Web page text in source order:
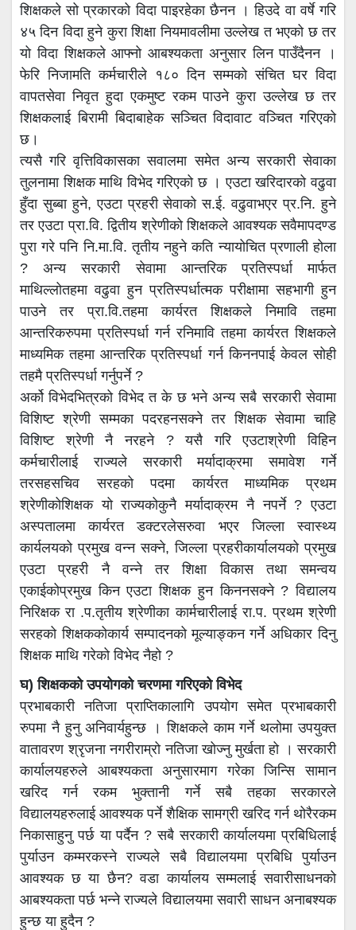
शिक्षकले सो प्रकारको विदा पाइरहेका छैनन । हिउदे वा वर्षे गरि
४५ दिन विदा हुने कुरा शिक्षा नियमावलीमा उल्लेख त भएको छ तर
यो विदा शिक्षकले आफ्नो आबश्यकता अनुसार लिन पाउँदैनन ।
फेरि निजामति कर्मचारीले १८० दिन सम्मको संचित घर विदा
वापतसेवा निवृत हुदा एकमुष्ट रकम पाउने कुरा उल्लेख छ तर
शिक्षकलाई बिरामी बिदाबाहेक सञ्चित विदावाट वञ्चित गरिएको
छ।
त्यसै गरि वृत्तिविकासका सवालमा समेत अन्य सरकारी सेवाका
तुलनामा शिक्षक माथि विभेद गरिएको छ । एउटा खरिदारको वढुवा
हुँदा सुब्बा हुने, एउटा प्रहरी सेवाको स.ई. वढुवाभएर प्र.नि. हुने
तर एउटा प्रा.वि. द्वितीय श्रेणीको शिक्षकले आवश्यक सवैमापदण्ड
पुरा गरे पनि नि.मा.वि. तृतीय नहुने कति न्यायोचित प्रणाली होला
? अन्य सरकारी सेवामा आन्तरिक प्रतिस्पर्धा मार्फत
माथिल्लोतहमा वढुवा हुन प्रतिस्पर्धात्मक परीक्षामा सहभागी हुन
पाउने तर प्रा.वि.तहमा कार्यरत शिक्षकले निमावि तहमा
आन्तरिकरुपमा प्रतिस्पर्धा गर्न रनिमावि तहमा कार्यरत शिक्षकले
माध्यमिक तहमा आन्तरिक प्रतिस्पर्धा गर्न किननपाई केवल सोही
तहमै प्रतिस्पर्धा गर्नुपर्ने ?
अर्को विभेदभित्रको विभेद त के छ भने अन्य सबै सरकारी सेवामा
विशिष्ट श्रेणी सम्मका पदरहनसक्ने तर शिक्षक सेवामा चाहि
विशिष्ट श्रेणी नै नरहने ? यसै गरि एउटाश्रेणी विहिन
कर्मचारीलाई राज्यले सरकारी मर्यादाक्रमा समावेश गर्ने
तरसहसचिव सरहको पदमा कार्यरत माध्यमिक प्रथम
श्रेणीकोशिक्षक यो राज्यकोकुनै मर्यादाक्रम नै नपर्ने ? एउटा
अस्पतालमा कार्यरत डक्टरलेसरुवा भएर जिल्ला स्वास्थ्य
कार्यलयको प्रमुख वन्न सक्ने, जिल्ला प्रहरीकार्यालयको प्रमुख
एउटा प्रहरी नै वन्ने तर शिक्षा विकास तथा समन्वय
एकाईकोप्रमुख किन एउटा शिक्षक हुन किननसक्ने ? विद्यालय
निरिक्षक रा .प.तृतीय श्रेणीका कार्मचारीलाई रा.प. प्रथम श्रेणी
सरहको शिक्षककोकार्य सम्पादनको मूल्याङ्कन गर्ने अधिकार दिनु
शिक्षक माथि गरेको विभेद नैहो ?
घ) शिक्षकको उपयोगको चरणमा गरिएको विभेद
प्रभाबकारी नतिजा प्राप्तिकालागि उपयोग समेत प्रभाबकारी
रुपमा नै हुनु अनिवार्यहुन्छ । शिक्षकले काम गर्ने थलोमा उपयुक्त
वातावरण श्रृजना नगरीराम्रो नतिजा खोज्नु मुर्खता हो । सरकारी
कार्यालयहरुले आबश्यकता अनुसारमाग गरेका जिन्सि सामान
खरिद गर्न रकम भुक्तानी गर्ने सबै तहका सरकारले
विद्यालयहरुलाई आवश्यक पर्ने शैक्षिक सामग्री खरिद गर्न थोरैरकम
निकासाहुनु पर्छ या पर्दैन ? सबै सरकारी कार्यालयमा प्रबिधिलाई
पुर्याउन कम्मरकस्ने राज्यले सबै विद्यालयमा प्रबिधि पुर्याउन
आवश्यक छ या छैन? वडा कार्यालय सम्मलाई सवारीसाधनको
आबश्यकता पर्छ भन्ने राज्यले विद्यालयमा सवारी साधन अनाबश्यक
हुन्छ या हुदैन ?